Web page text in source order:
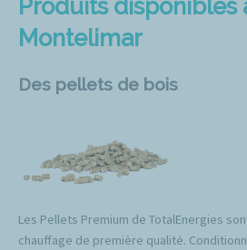
Produits disponibles
Montelimar
Des pellets de bois
Les Pellets Premium de TotalEnergies
chauffage de première qualité.